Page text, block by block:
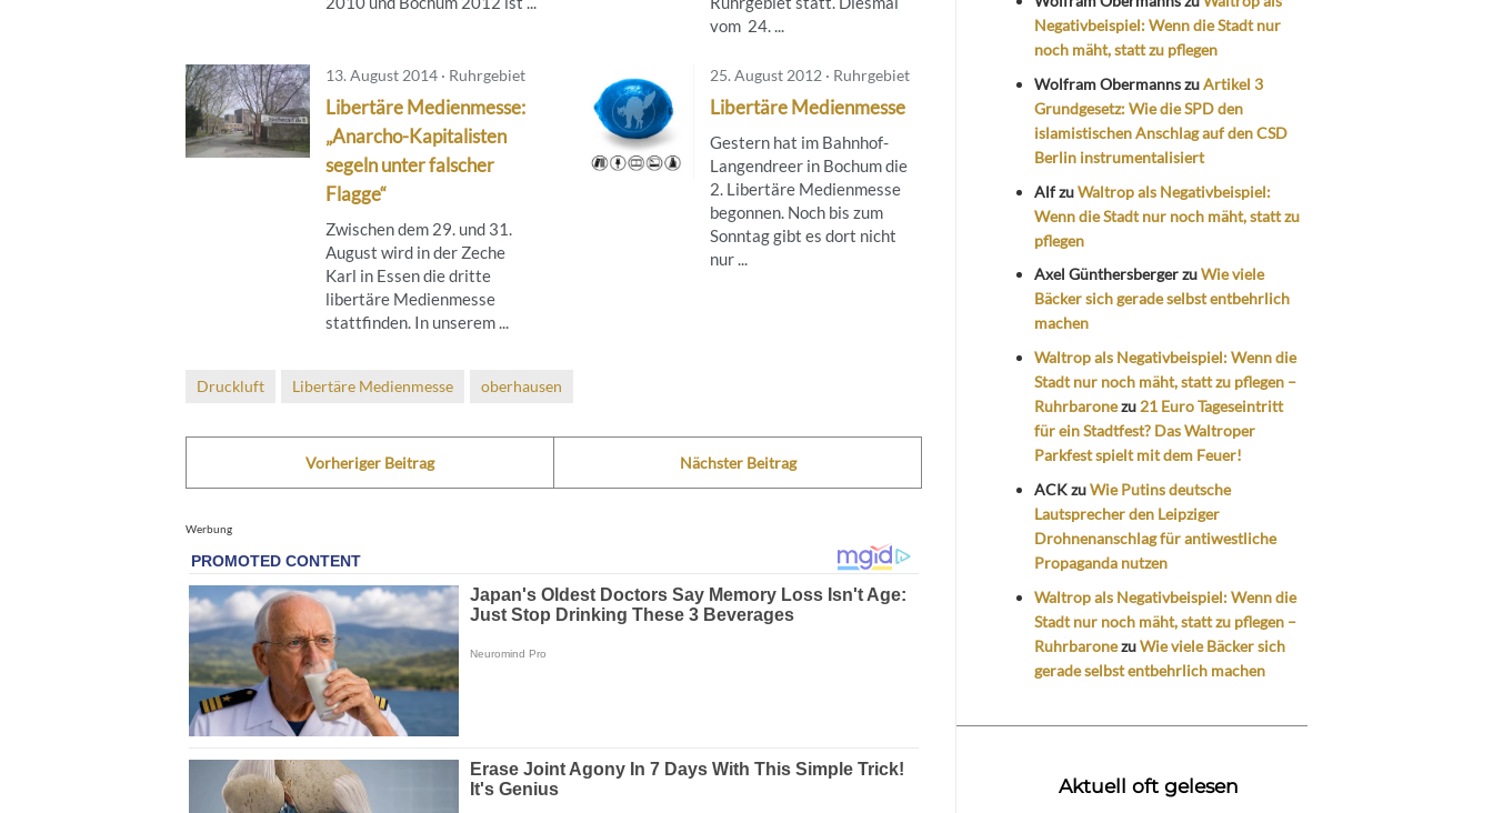
vom 24. ...
13. August 2014 · Ruhrgebiet
Libertäre Medienmesse:
„Anarcho-Kapitalisten
segeln unter falscher
Flagge“
Zwischen dem 29. und 31.
August wird in der Zeche
Karl in Essen die dritte
libertäre Medienmesse
stattfinden. In unserem ...
25. August 2012 · Ruhrgebiet
Libertäre Medienmesse
Gestern hat im Bahnhof-
Langendreer in Bochum die
2. Libertäre Medienmesse
begonnen. Noch bis zum
Sonntag gibt es dort nicht
nur ...
Druckluft Libertäre Medienmesse oberhausen
Vorheriger Beitrag Nächster Beitrag
Werbung
Negativbeispiel: Wenn die Stadt nur
noch mäht, statt zu pflegen
Wolfram ObermannszuArtikel 3
Grundgesetz: Wie die SPD den
islamistischen Anschlag auf den CSD
Berlin instrumentalisiert
AlfzuWaltrop als Negativbeispiel:
Wenn die Stadt nur noch mäht, statt zu
pflegen
Axel GünthersbergerzuWie viele
Bäcker sich gerade selbst entbehrlich
machen
Waltrop als Negativbeispiel: Wenn die
Stadt nur noch mäht, statt zu pflegen –
Ruhrbaronezu 21 Euro Tageseintritt
für ein Stadtfest? Das Waltroper
Parkfest spielt mit dem Feuer!
ACKzuWie Putins deutsche
Lautsprecher den Leipziger
Drohnenanschlag für antiwestliche
Propaganda nutzen
Waltrop als Negativbeispiel: Wenn die
Stadt nur noch mäht, statt zu pflegen –
RuhrbaronezuWie viele Bäcker sich
gerade selbst entbehrlich machen
Aktuell oft gelesen